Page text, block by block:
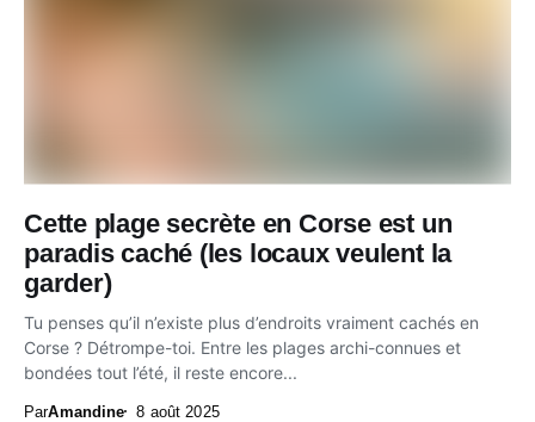
Cette plage secrète en Corse est un
paradis caché (les locaux veulent la
garder)
Tu penses qu’il n’existe plus d’endroits vraiment cachés en
Corse ? Détrompe-toi. Entre les plages archi-connues et
bondées tout l’été, il reste encore...
ParAmandine 8 août 2025